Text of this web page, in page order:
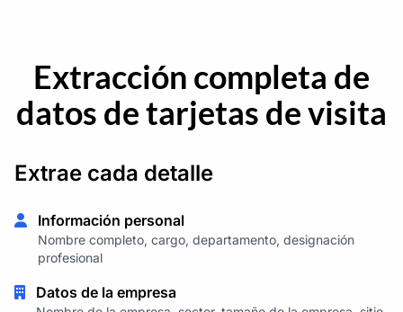
Extracción completa de
datos de tarjetas de visita
Extrae cada detalle
Información personal
Nombre completo, cargo, departamento, designación
profesional
Datos de la empresa